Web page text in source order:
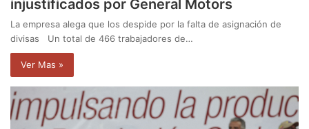
injustificados por General Motors
La empresa alega que los despide por la falta de asignación de
divisas Un total de 466 trabajadores de…
Ver Mas »